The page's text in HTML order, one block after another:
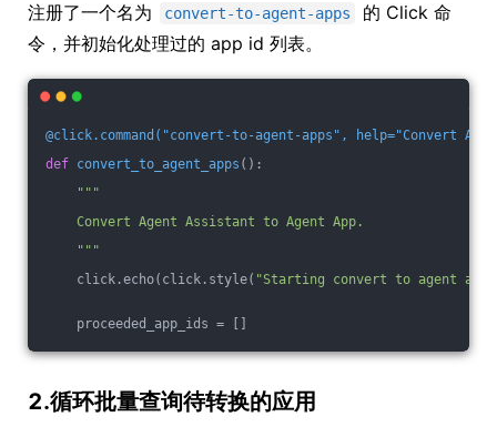
注册了一个名为 convert-to-agent-apps
的 Click 命
令，并初始化处理过的 app id 列表。
@click.command("convert-to-agent-apps", help="Convert
def convert_to_agent_apps () :
"""
Convert Agent Assistant to Agent App.
"""
click.echo(click.style( "Starting convert to agent
proceeded_app_ids = []
2.循环批量查询待转换的应用